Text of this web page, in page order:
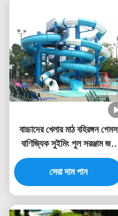
বাচ্চাদের খেলার মাঠ বহিরঙ্গন গেমস
বাণিজ্যিক সুইমিং পুল সরঞ্জাম জল
স্লাইড সেট ফাইবারগ্লাস
প্রাপ্তবয়স্কদের জন্য
সেরা দাম পান